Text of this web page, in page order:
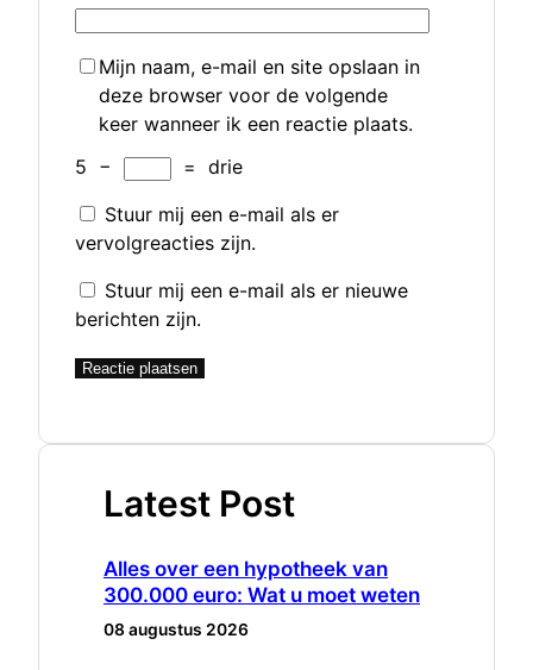
Mijn naam, e-mail en site opslaan in
deze browser voor de volgende
keer wanneer ik een reactie plaats.
5 − = drie
Stuur mij een e-mail als er
vervolgreacties zijn.
Stuur mij een e-mail als er nieuwe
berichten zijn.
Latest Post
Alles over een hypotheek van
300.000 euro: Wat u moet weten
08 augustus 2026